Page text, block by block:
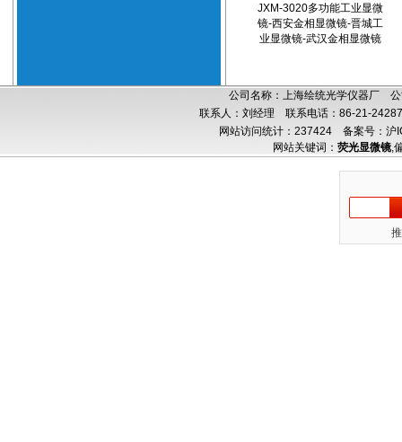
JXM-3020多功能工业显微
镜-西安金相显微镜-晋城工
业显微镜-武汉金相显微镜
公司名称：上海绘统光学仪器厂
联系人：刘经理 联系电话：86-21-
网站访问统计：237424 备案号：沪
网站关键词： 荧光显微镜,